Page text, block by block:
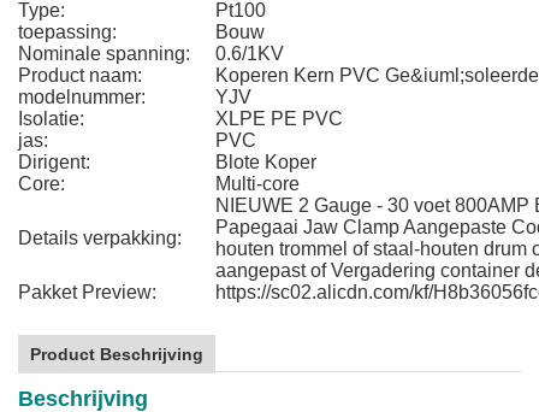
Type:
Pt100
toepassing:
Bouw
Nominale spanning:
0.6/1KV
Product naam:
Koperen Kern PVC
modelnummer:
YJV
Isolatie:
XLPE PE PVC
jas:
PVC
Dirigent:
Blote Koper
Core:
Multi-core
Details verpakking:
NIEUWE 2 Gauge - 30 voet
Papegaai Jaw Clamp Aangepaste
houten trommel of staal-houten
aangepast of Vergadering container
Pakket Preview:
https://sc02.alicdn.com/kf/
Product Beschrijving
Beschrijving